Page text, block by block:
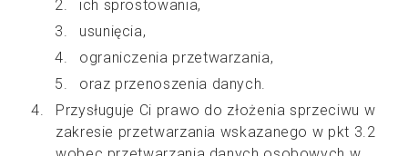
ich sprostowania,
usunięcia,
ograniczenia przetwarzania,
oraz przenoszenia danych.
Przysługuje Ci prawo do złożenia sprzeciwu w
zakresie przetwarzania wskazanego w pkt 3.2